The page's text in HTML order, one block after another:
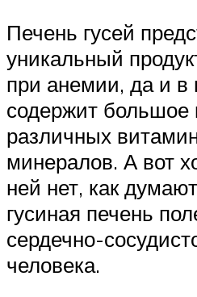
Печень гусей
уникальный
при анемии, да и в
содержит большое
различных
минералов. А вот
ней нет, как
гусиная печень
сердечно-
человека.